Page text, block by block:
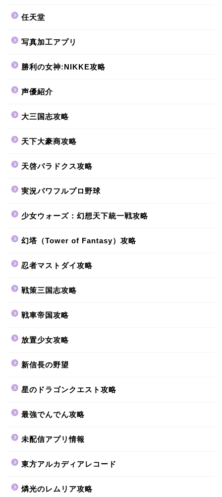
任天堂
写真加工アプリ
勝利の女神:NIKKE攻略
声優紹介
大三国志攻略
天下大豪商攻略
天啓パラドクス攻略
実況パワフルプロ野球
少女ウォーズ：幻想天下統一戦攻略
幻塔（Tower of Fantasy）攻略
忍者マストダイ攻略
戦策三国志攻略
戦車帝国攻略
放置少女攻略
新信長の野望
星のドラゴンクエスト攻略
最強でんでん攻略
未配信アプリ情報
東方アルカディアレコード
燐光のレムリア攻略